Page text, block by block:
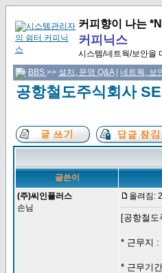
커피향이 나는
커피닉스
시스템/네트웍/보안을
BBS >> 설치, 운영 Q&A| 네트웍, 보
공항철도주식회사
글쓴이
(주)씨인플러스
손님
올려짐:
[공항철
* 근무지 :
* 근무기